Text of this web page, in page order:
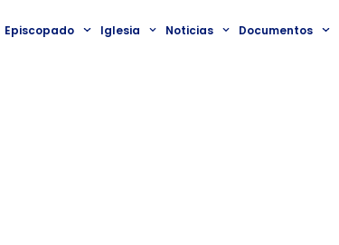
Episcopado Iglesia Noticias Documentos